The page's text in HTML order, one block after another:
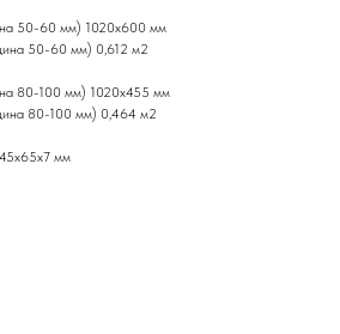
50-60 мм) 1020x600 мм
50-60 мм) 0,612 м2
80-100 мм) 1020x455 мм
80-100 мм) 0,464 м2
мм